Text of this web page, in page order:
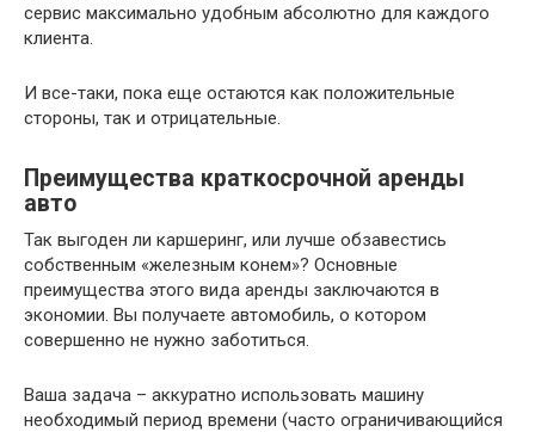
сервис максимально удобным абсолютно для каждого
клиента.
И все-таки, пока еще остаются как положительные
стороны, так и отрицательные.
Преимущества краткосрочной аренды
авто
Так выгоден ли каршеринг, или лучше обзавестись
собственным «железным конем»? Основные
преимущества этого вида аренды заключаются в
экономии. Вы получаете автомобиль, о котором
совершенно не нужно заботиться.
Ваша задача – аккуратно использовать машину
необходимый период времени (часто ограничивающийся